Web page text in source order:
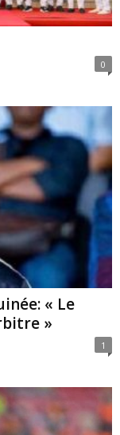
0
« Le
»
1